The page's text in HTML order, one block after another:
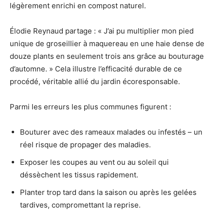
légèrement enrichi en compost naturel.
Élodie Reynaud partage : « J’ai pu multiplier mon pied
unique de groseillier à maquereau en une haie dense de
douze plants en seulement trois ans grâce au bouturage
d’automne. » Cela illustre l’efficacité durable de ce
procédé, véritable allié du jardin écoresponsable.
Parmi les erreurs les plus communes figurent :
Bouturer avec des rameaux malades ou infestés – un
réel risque de propager des maladies.
Exposer les coupes au vent ou au soleil qui
déssèchent les tissus rapidement.
Planter trop tard dans la saison ou après les gelées
tardives, compromettant la reprise.